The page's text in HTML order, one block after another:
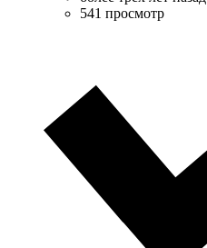
541 просмотр